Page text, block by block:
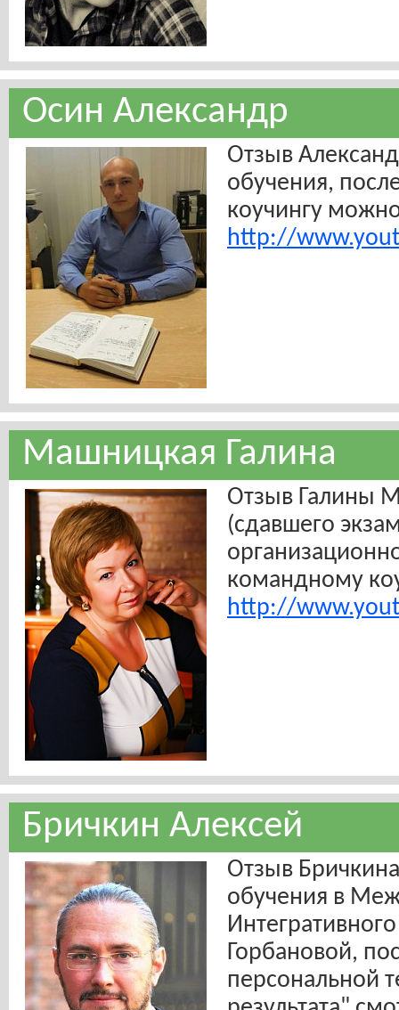
Осин Александр
Отзыв
обучения,
коучингу
http://
Машницкая Галина
Отзыв Галины
(сдавшего
командному
http://
Бричкин Алексей
Отзыв
обучения в
Горбановой,
персональной